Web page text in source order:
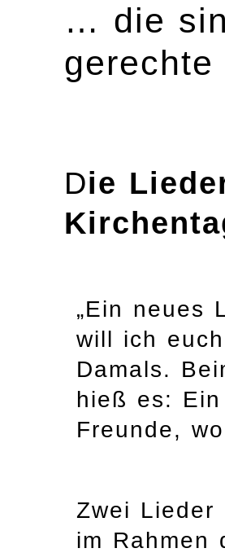
… die
Die
„Ein neues
will ich
Damals.
hieß es:
Freunde,
Zwei Lieder
im Rahmen